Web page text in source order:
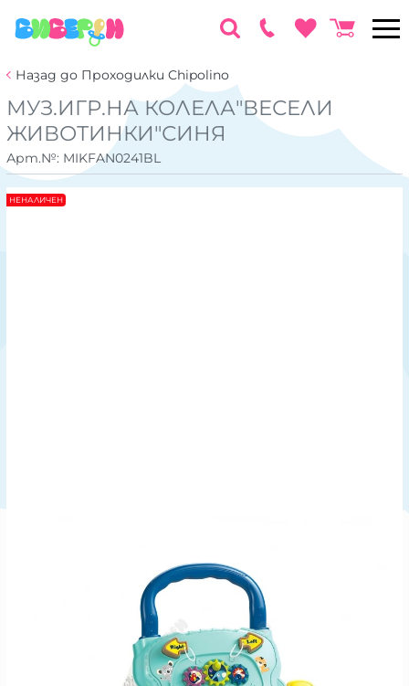
Назад до Проходилки Chipolino
МУЗ.ИГР.НА КОЛЕЛА"ВЕСЕЛИ
ЖИВОТИНКИ"СИНЯ
Арт.№: MIKFAN0241BL
НЕНАЛИЧЕН